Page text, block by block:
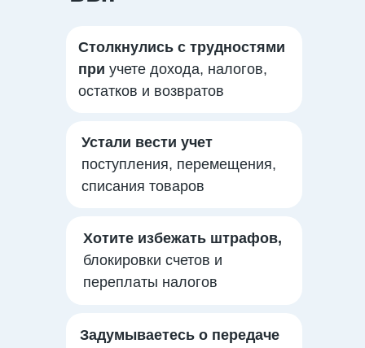
Столкнулись с трудностями
при учете дохода, налогов,
остатков и возвратов
Задумываетесь о передаче
Устали вести учет
поступления, перемещения,
списания товаров
Хотите избежать штрафов,
блокировки счетов и
переплаты налогов